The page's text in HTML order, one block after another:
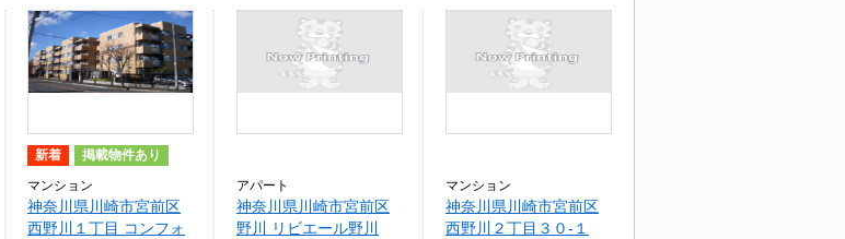
新着 掲載物件あり
マンション
神奈川県川崎市宮前区
西野川１丁目 コンフォ
アパート
神奈川県川崎市宮前区
野川 リビエール野川
マンション
神奈川県川崎市宮前区
西野川２丁目３０-１